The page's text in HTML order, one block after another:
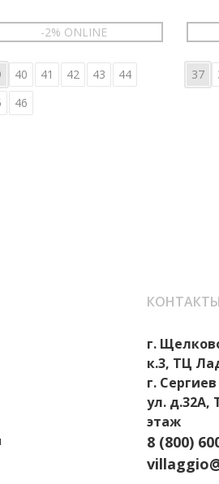
-2% ONLINE
40 41 42 43
44
46
37
КОНТАКТЫ
г.
к.3, ТЦ
г.
ул. д.32А,
этаж
8 (800)